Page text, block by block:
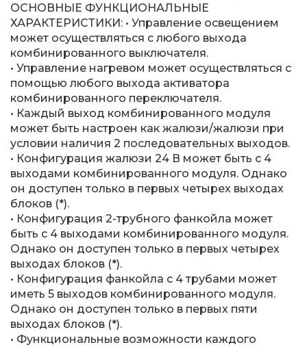
ОСНОВНЫЕ ФУНКЦИОНАЛЬНЫЕ
ХАРАКТЕРИСТИКИ: • Управление освещением
может осуществляться с любого выхода
комбинированного выключателя.
• Управление нагревом может осуществляться с
помощью любого выхода активатора
комбинированного переключателя.
• Каждый выход комбинированного модуля
может быть настроен как жалюзи/жалюзи при
условии наличия 2 последовательных выходов.
• Конфигурация жалюзи 24 В может быть с 4
выходами комбинированного модуля. Однако
он доступен только в первых четырех выходах
блоков (*).
• Конфигурация 2-трубного фанкойла может
быть с 4 выходами комбинированного модуля.
Однако он доступен только в первых четырех
выходах блоков (*).
• Конфигурация фанкойла с 4 трубами может
иметь 5 выходов комбинированного модуля.
Однако он доступен только в первых пяти
выходах блоков (*).
• Функциональные возможности каждого